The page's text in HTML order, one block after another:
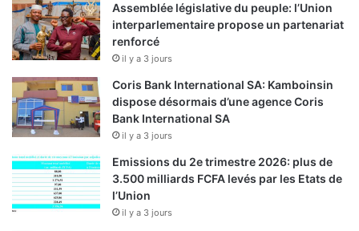
Assemblée législative du peuple: l’Union
interparlementaire propose un partenariat
renforcé
il y a 3 jours
Coris Bank International SA: Kamboinsin
dispose désormais d’une agence Coris
Bank International SA
il y a 3 jours
Emissions du 2e trimestre 2026: plus de
3.500 milliards FCFA levés par les Etats de
l’Union
il y a 3 jours